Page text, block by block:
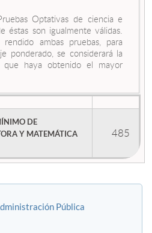
Optativas de ciencia e
éstas son igualmente válidas.
ambas pruebas, para
ponderado, se considerará la
haya obtenido el mayor
DE
Y MATEMÁTICA
485
Pública